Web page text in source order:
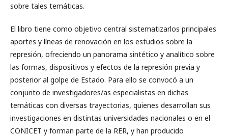
sobre tales temáticas.
El libro tiene como objetivo central sistematizarlos principales
aportes y líneas de renovación en los estudios sobre la
represión, ofreciendo un panorama sintético y analítico sobre
las formas, dispositivos y efectos de la represión previa y
posterior al golpe de Estado. Para ello se convocó a un
conjunto de investigadores/as especialistas en dichas
temáticas con diversas trayectorias, quienes desarrollan sus
investigaciones en distintas universidades nacionales o en el
CONICET y forman parte de la RER, y han producido